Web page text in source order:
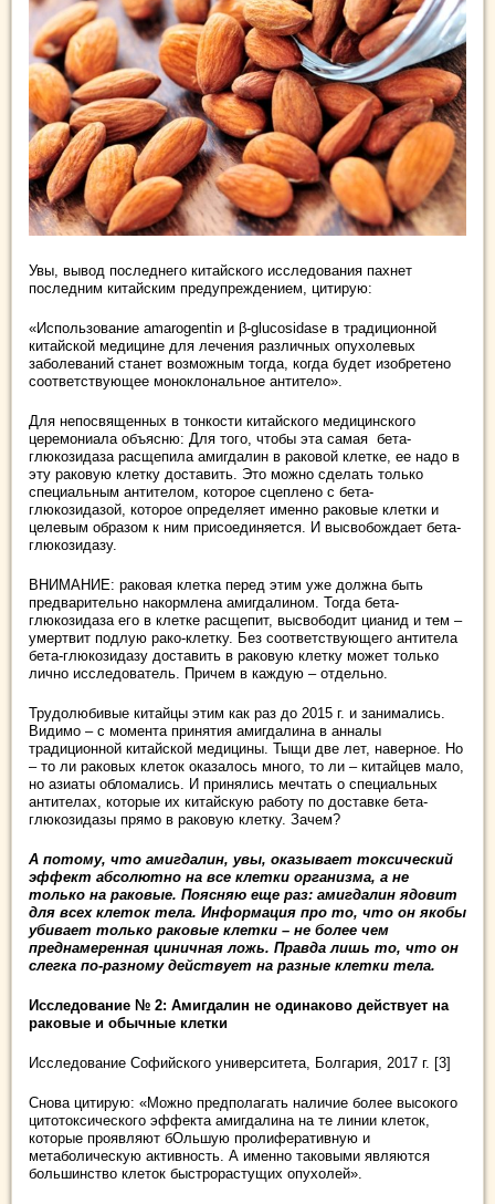
Увы, вывод последнего китайского исследования пахнет
последним китайским предупреждением, цитирую:
«Использование amarogentin и β-glucosidase в традиционной
китайской медицине для лечения различных опухолевых
заболеваний станет возможным тогда, когда будет изобретено
соответствующее моноклональное антитело».
Для непосвященных в тонкости китайского медицинского
церемониала объясню: Для того, чтобы эта самая бета-
глюкозидаза расщепила амигдалин в раковой клетке, ее надо в
эту раковую клетку доставить. Это можно сделать только
специальным антителом, которое сцеплено с бета-
глюкозидазой, которое определяет именно раковые клетки и
целевым образом к ним присоединяется. И высвобождает бета-
глюкозидазу.
ВНИМАНИЕ: раковая клетка перед этим уже должна быть
предварительно накормлена амигдалином. Тогда бета-
глюкозидаза его в клетке расщепит, высвободит цианид и тем –
умертвит подлую рако-клетку. Без соответствующего антитела
бета-глюкозидазу доставить в раковую клетку может только
лично исследователь. Причем в каждую – отдельно.
Трудолюбивые китайцы этим как раз до 2015 г. и занимались.
Видимо – с момента принятия амигдалина в анналы
традиционной китайской медицины. Тыщи две лет, наверное. Но
– то ли раковых клеток оказалось много, то ли – китайцев мало,
но азиаты обломались. И принялись мечтать о специальных
антителах, которые их китайскую работу по доставке бета-
глюкозидазы прямо в раковую клетку. Зачем?
А потому, что амигдалин, увы, оказывает токсический
эффект абсолютно на все клетки организма, а не
только на раковые. Поясняю еще раз: амигдалин ядовит
для всех клеток тела. Информация про то, что он якобы
убивает только раковые клетки – не более чем
преднамеренная циничная ложь. Правда лишь то, что он
слегка по-разному действует на разные клетки тела.
Исследование № 2: Амигдалин не одинаково действует на
раковые и обычные клетки
Исследование Софийского университета, Болгария, 2017 г. [3]
Снова цитирую: «Можно предполагать наличие более высокого
цитотоксического эффекта амигдалина на те линии клеток,
которые проявляют бОльшую пролиферативную и
метаболическую активность. А именно таковыми являются
большинство клеток быстрорастущих опухолей».